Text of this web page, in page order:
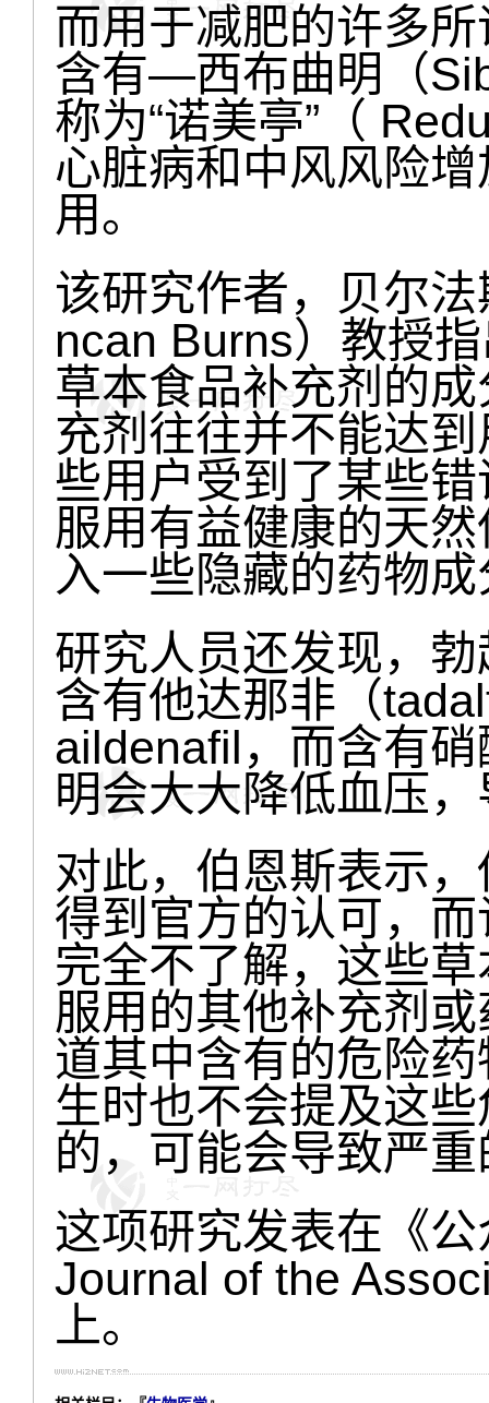
而用于减肥的许多
含有—西布曲明（
称为“诺美亭”（
心脏病和中风风险
用。
该研究作者，贝尔
ncan Burns）教授
草本食品补充剂的
充剂往往并不能达
些用户受到了某些
服用有益健康的天
入一些隐藏的药物
研究人员还发现，
含有他达那非（
aildenafil，而含有
明会大大降低血压
对此，伯恩斯表示
得到官方的认可，
完全不了解，这些
服用的其他补充剂
道其中含有的危险
生时也不会提及这
的，可能会导致严
这项研究发表在《
Journal of the
上。